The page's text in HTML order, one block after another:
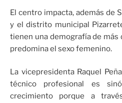
El centro impacta, además de
y el distrito municipal
tienen una demografía de más
predomina el sexo femenino.
La vicepresidenta Raquel
técnico profesional es
crecimiento porque a